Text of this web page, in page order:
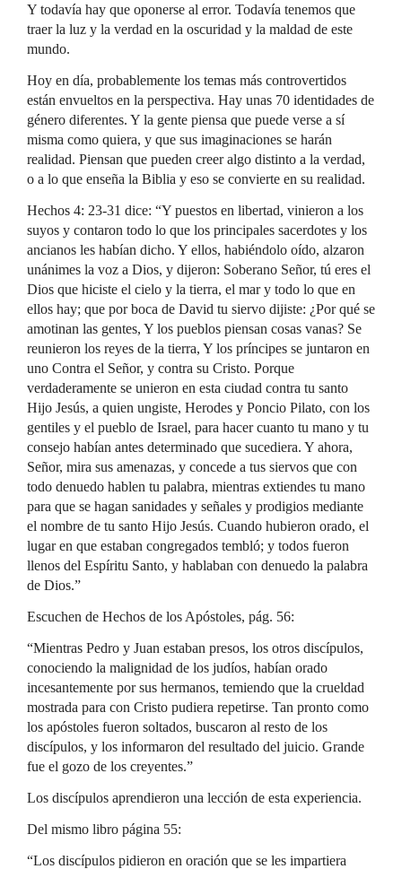
Y todavía hay que oponerse al error. Todavía tenemos que
traer la luz y la verdad en la oscuridad y la maldad de este
mundo.
Hoy en día, probablemente los temas más controvertidos
están envueltos en la perspectiva. Hay unas 70 identidades de
género diferentes. Y la gente piensa que puede verse a sí
misma como quiera, y que sus imaginaciones se harán
realidad. Piensan que pueden creer algo distinto a la verdad,
o a lo que enseña la Biblia y eso se convierte en su realidad.
Hechos 4: 23-31 dice: “Y puestos en libertad, vinieron a los
suyos y contaron todo lo que los principales sacerdotes y los
ancianos les habían dicho. Y ellos, habiéndolo oído, alzaron
unánimes la voz a Dios, y dijeron: Soberano Señor, tú eres el
Dios que hiciste el cielo y la tierra, el mar y todo lo que en
ellos hay; que por boca de David tu siervo dijiste: ¿Por qué se
amotinan las gentes, Y los pueblos piensan cosas vanas? Se
reunieron los reyes de la tierra, Y los príncipes se juntaron en
uno Contra el Señor, y contra su Cristo. Porque
verdaderamente se unieron en esta ciudad contra tu santo
Hijo Jesús, a quien ungiste, Herodes y Poncio Pilato, con los
gentiles y el pueblo de Israel, para hacer cuanto tu mano y tu
consejo habían antes determinado que sucediera. Y ahora,
Señor, mira sus amenazas, y concede a tus siervos que con
todo denuedo hablen tu palabra, mientras extiendes tu mano
para que se hagan sanidades y señales y prodigios mediante
el nombre de tu santo Hijo Jesús. Cuando hubieron orado, el
lugar en que estaban congregados tembló; y todos fueron
llenos del Espíritu Santo, y hablaban con denuedo la palabra
de Dios.”
Escuchen de Hechos de los Apóstoles, pág. 56:
“Mientras Pedro y Juan estaban presos, los otros discípulos,
conociendo la malignidad de los judíos, habían orado
incesantemente por sus hermanos, temiendo que la crueldad
mostrada para con Cristo pudiera repetirse. Tan pronto como
los apóstoles fueron soltados, buscaron al resto de los
discípulos, y los informaron del resultado del juicio. Grande
fue el gozo de los creyentes.”
Los discípulos aprendieron una lección de esta experiencia.
Del mismo libro página 55:
“Los discípulos pidieron en oración que se les impartiera